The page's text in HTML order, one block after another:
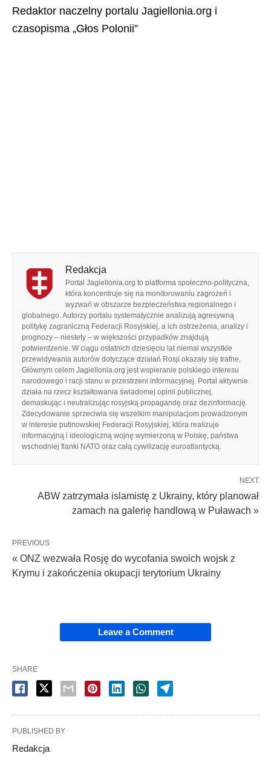
Redaktor naczelny portalu Jagiellonia.org i
czasopisma „Głos Polonii”
Redakcja
Portal Jagiellonia.org to platforma społeczno-polityczna,
która koncentruje się na monitorowaniu zagrożeń i
wyzwań w obszarze bezpieczeństwa regionalnego i
globalnego. Autorzy portalu systematycznie analizują agresywną
politykę zagraniczną Federacji Rosyjskiej, a ich ostrzeżenia, analizy i
prognozy – niestety – w większości przypadków znajdują
potwierdzenie. W ciągu ostatnich dziesięciu lat niemal wszystkie
przewidywania autorów dotyczące działań Rosji okazały się trafne.
Głównym celem Jagiellonia.org jest wspieranie polskiego interesu
narodowego i racji stanu w przestrzeni informacyjnej. Portal aktywnie
działa na rzecz kształtowania świadomej opinii publicznej,
demaskując i neutralizując rosyjską propagandę oraz dezinformację.
Zdecydowanie sprzeciwia się wszelkim manipulacjom prowadzonym
w interesie putinowskiej Federacji Rosyjskiej, która realizuje
informacyjną i ideologiczną wojnę wymierzoną w Polskę, państwa
wschodniej flanki NATO oraz całą cywilizację euroatlantycką.
NEXT
ABW zatrzymała islamistę z Ukrainy, który planował
zamach na galerię handlową w Puławach »
PREVIOUS
« ONZ wezwała Rosję do wycofania swoich wojsk z
Krymu i zakończenia okupacji terytorium Ukrainy
Leave a Comment
SHARE
PUBLISHED BY
Redakcja